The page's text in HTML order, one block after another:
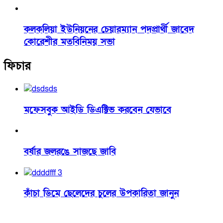
কলকলিয়া ইউনিয়নের চেয়ারম্যান পদপ্রার্থী জাবেদ
কোরেশীর মতবিনিময় সভা
ফিচার
মফেসবুক আইডি ডিএক্টিভ করবেন যেভাবে
বর্ষার জলরঙে সাজছে জাবি
কাঁচা ডিমে ছেলেদের চুলের উপকারিতা জানুন